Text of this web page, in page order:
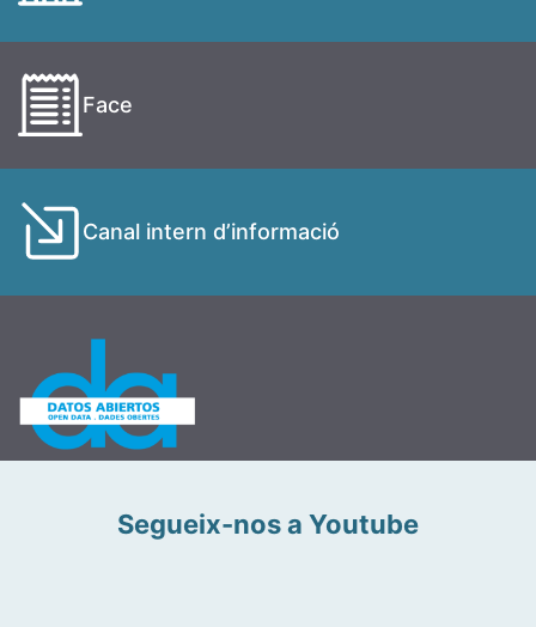
Face
Canal intern d’informació
Segueix-nos a Youtube